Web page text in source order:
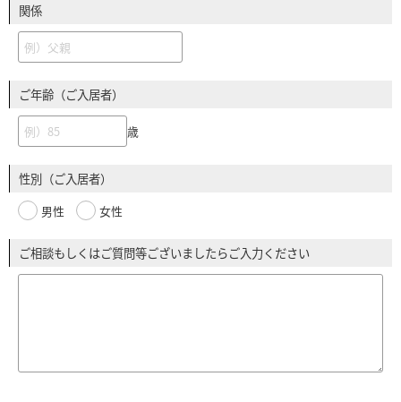
関係
ご年齢（ご入居者）
歳
性別（ご入居者）
男性 女性
ご相談もしくはご質問等ございましたらご入力ください